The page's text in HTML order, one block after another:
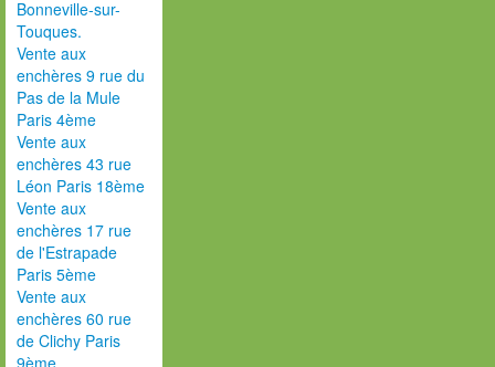
Bonneville-sur-
Touques.
Vente aux
enchères 9 rue du
Pas de la Mule
Paris 4ème
Vente aux
enchères 43 rue
Léon Paris 18ème
Vente aux
enchères 17 rue
de l'Estrapade
Paris 5ème
Vente aux
enchères 60 rue
de Clichy Paris
9ème